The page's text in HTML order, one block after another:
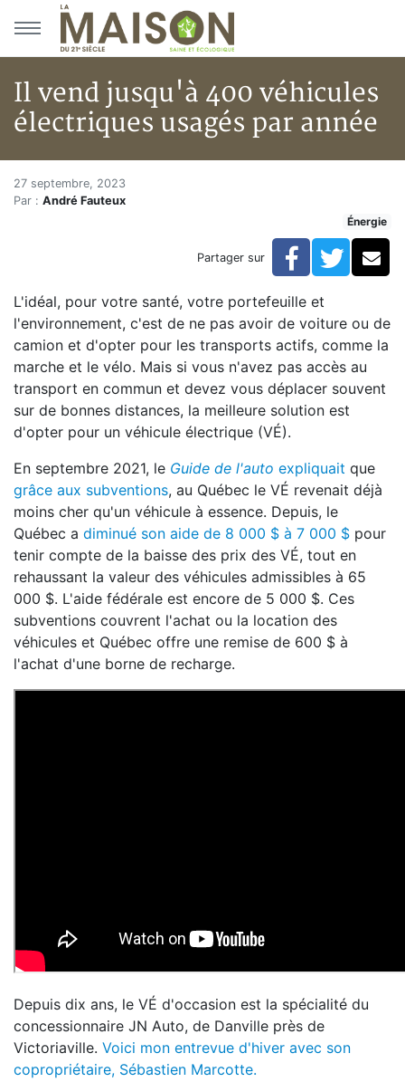
Aller au menu principal
Aller au contenu principal
Il vend jusqu'à 400 véhicules
électriques usagés par année
Accueil
Articles
Il vend jusqu'à 400 véhicules électriques usagés par
Il vend jusqu'à 400 véhicules
27 septembre, 2023
Par : André Fauteux
Énergie
Partager sur Facebook
L'idéal, pour votre santé, votre portefeuille et
l'environnement, c'est de ne pas avoir de voiture ou de
camion et d'opter pour les transports actifs, comme la
marche et le vélo. Mais si vous n'avez pas accès au
transport en commun et devez vous déplacer souvent
sur de bonnes distances, la meilleure solution est
d'opter pour un véhicule électrique (VÉ).
En septembre 2021, le Guide de l'auto expliquait que
grâce aux subventions, au Québec le VÉ revenait déjà
moins cher qu'un véhicule à essence. Depuis, le
Québec a diminué son aide de 8 000 $ à 7 000 $ pour
tenir compte de la baisse des prix des VÉ, tout en
rehaussant la valeur des véhicules admissibles à 65
000 $. L'aide fédérale est encore de 5 000 $. Ces
subventions couvrent l'achat ou la location des
véhicules et Québec offre une remise de 600 $ à
l'achat d'une borne de recharge.
Depuis dix ans, le VÉ d'occasion est la spécialité du
concessionnaire JN Auto, de Danville près de
Victoriaville. Voici mon entrevue d'hiver avec son
copropriétaire, Sébastien Marcotte.